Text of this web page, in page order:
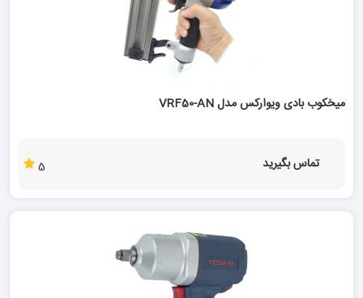
میخکوب بادی ویوارکس مدل VRF50-AN
تماس بگیرید 5